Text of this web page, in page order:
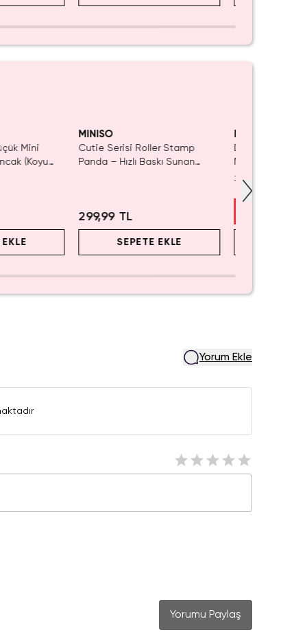
Mini
(Koyu
EKLE
MINISO
Cutie Serisi Roller Stamp
Panda – Hızlı Baskı Sunan
299,99 TL
SEPETE EKLE
Disney Tsum
Mouse Lisanslı
Mini Saklama
Masaüstü
3.0
Yorum Ekle
Yorumu Paylaş